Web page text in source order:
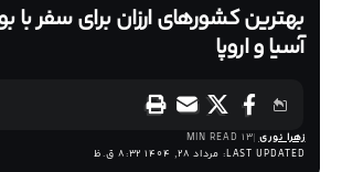
بهترین کشورهای ارزان برای سفر با
آسیا و اروپا
LAST UPDATED: مرداد 28, 1404 8:32 ق.ظ
زهرا نوری 13 MIN READ